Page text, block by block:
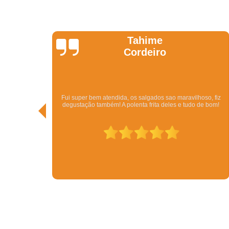
Kathy
vários tipos de salgados por um ótimo preço. Além da rapidez.
Em menos de meia hora eu tinha resolvido todo o problema de